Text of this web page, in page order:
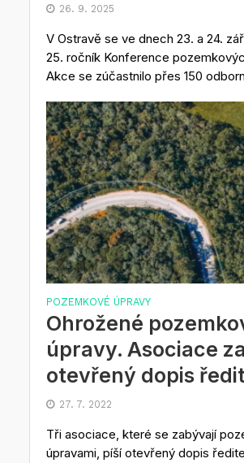
26. 9. 2025
V Ostravě se ve dnech 23. a 24.
25. ročník Konference
Akce se zúčastnilo přes 150
POZEMKOVÉ ÚPRAVY
Ohrožené
úpravy. Asociace
otevřený dopis
27. 7. 2022
Tři asociace, které se zabývají
úpravami, píší otevřený dopis